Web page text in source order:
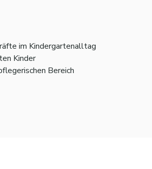
im Kindergartenalltag
Kinder
Bereich